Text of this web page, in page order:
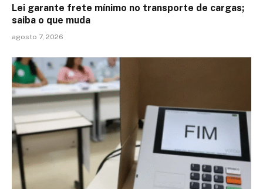
Lei garante frete mínimo no transporte de cargas;
saiba o que muda
agosto 7, 2026